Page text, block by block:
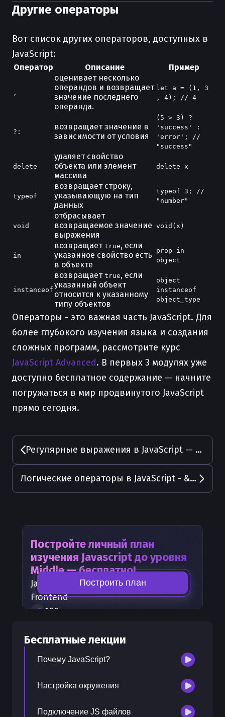
Другие операторы
Вот список других операторов, доступных в
JavaScript:
Оператор Описание Пример
,
оценивает несколько
операндов и возвращает
значение последнего
операнда.
let a = (1, 3
, 4); // 4
?:
возвращает значение в
зависимости от условия
(5 > 3) ?
'success' :
'error'; //
"success"
delete
удаляет свойство
объекта или элемент
массива
delete x
typeof
возвращает строку,
указывающую на тип
данных
typeof 3; //
"number"
void
отбрасывает
возвращаемое значение
выражения
void(x)
in
возвращает true, если
указанное свойство есть
в объекте
prop in
object
instanceof
возвращает true, если
указанный объект
относится к указанному
типу объектов
object
instanceof
object_type
Операторы - это важная часть JavaScript. Для
более глубокого изучения языка и создания
сложных программ, рассмотрите курс
JavaScript Advanced. В первых 3 модулях уже
доступно бесплатное содержание — начните
погружаться в мир продвинутого JavaScript
прямо сегодня.
Регулярные выражения в JavaScript — от основ до практики
Логические операторы в JavaScript - && (и), || (или), ! (не)
Постройте личный план
изучения Javascriptдо уровня
Middle — бесплатно!
Javascript
— часть карты развития
Frontend
100+шагов развития
300 бонусных рублей
Построить план
Бесплатные лекции
Почему JavaScript?
Настройка окружения
Подключение JS файлов